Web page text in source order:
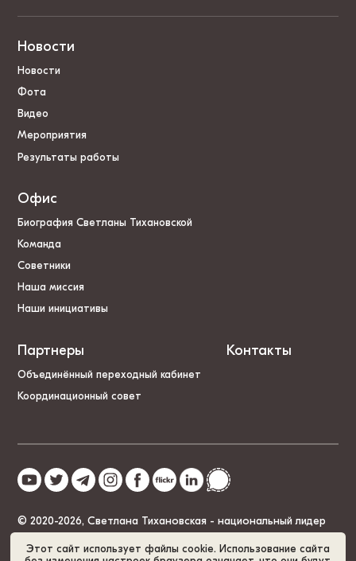
Этот сайт использует файлы cookie. Использование сайта
Новости
Новости
Фота
Видео
Мероприятия
Результаты работы
Офис
Биография Светланы Тихановской
Команда
Советники
Наша миссия
Наши инициативы
Партнеры
Объединённый переходный кабинет
Координационный совет
Контакты
© 2020-2026, Светлана Тихановская - национальный лидер